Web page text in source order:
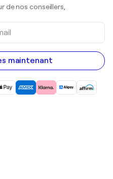
de nos conseillers,
maintenant